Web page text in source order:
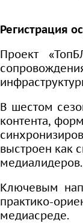
Регистрация
Проект
В шестом
контента,
выстроен как
медиалидеров.
Ключевым
практико-
медиасреде.